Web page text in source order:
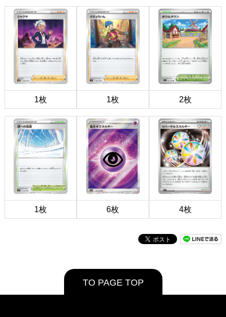
1枚 1枚 2枚
1枚 6枚 4枚
TO PAGE TOP